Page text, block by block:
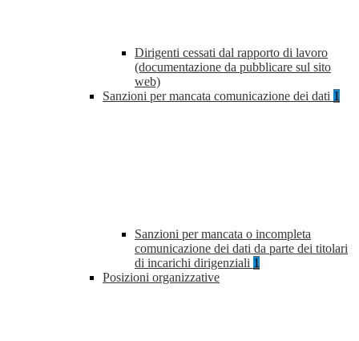
Dirigenti cessati dal rapporto di lavoro
(documentazione da pubblicare sul sito
web)
Sanzioni per mancata comunicazione dei dati 1
Sanzioni per mancata o incompleta
comunicazione dei dati da parte dei titolari
di incarichi dirigenziali 1
Posizioni organizzative